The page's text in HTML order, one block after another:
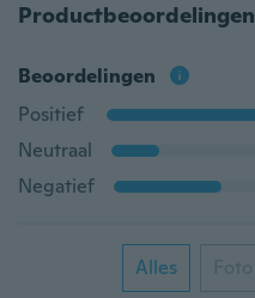
Productbeoordelingen
Beoordelingen
Positief
Neutraal
Negatief
Alles Foto